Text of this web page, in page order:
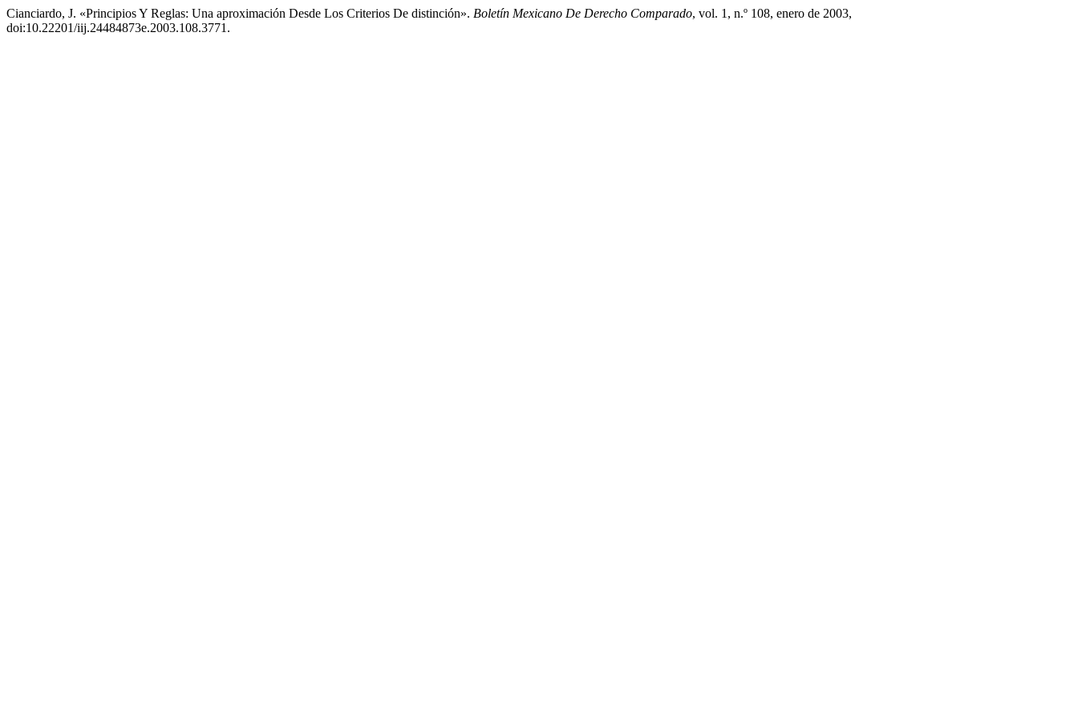
Cianciardo, J. «Principios Y Reglas: Una aproximación Desde Los Criterios De distinción». Boletín Mexicano De Derecho Comparado, vol. 1, n.º 108, enero de 2003,
doi:10.22201/iij.24484873e.2003.108.3771.